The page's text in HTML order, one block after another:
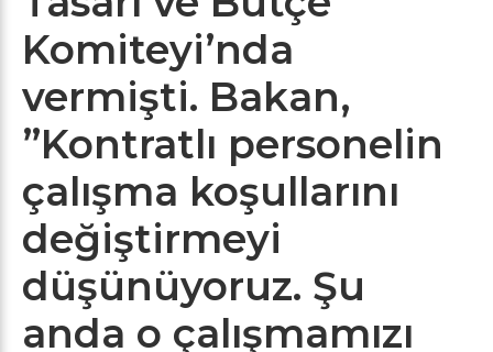
Komiteyi’nda
vermişti. Bakan,
”Kontratlı personelin
çalışma koşullarını
değiştirmeyi
düşünüyoruz. Şu
anda o çalışmamızı